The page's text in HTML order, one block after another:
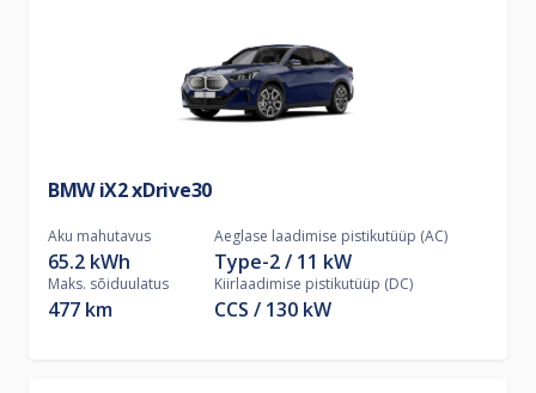
BMW iX2 xDrive30
Aku mahutavus
65.2 kWh
Maks. sõiduulatus
477 km
Aeglase laadimise pistikutüüp (AC)
Type-2 11 kW
Kiirlaadimise pistikutüüp (DC)
CCS 130 kW